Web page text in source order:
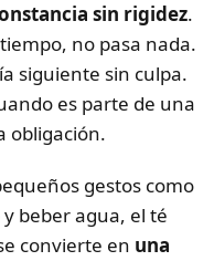
sin rigidez.
no pasa nada.
siguiente sin culpa.
es parte de una
obligación.
gestos como
beber agua, el té
convierte en una